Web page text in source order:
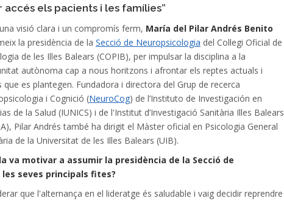
accés els pacients i les famílies”
visió clara i un compromís ferm, María del Pilar Andrés Benito
la presidència de la Secció de Neuropsicologia del Col·legi Oficial de
de les Illes Balears (COPIB), per impulsar la disciplina a la
autònoma cap a nous horitzons i afrontar els reptes actuals i
que es plantegen. Fundadora i directora del Grup de recerca
i Cognició (NeuroCog) de l’Instituto de Investigación en
de la Salud (IUNICS) i de l'Institut d’Investigació Sanitària Illes Balears
Pilar Andrés també ha dirigit el Màster oficial en Psicologia General
de la Universitat de les Illes Balears (UIB).
la va motivar a assumir la presidència de la Secció de
les seves principals fites?
que l'alternança en el lideratge és saludable i vaig decidir reprendre